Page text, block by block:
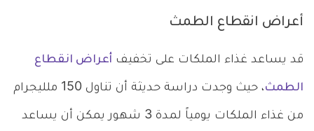
أعراض انقطاع الطمث
قد يساعد غذاء الملكات على تخفيف أعراض انقطاع
الطمث ، حيث وجدت دراسة حديثة أن تناول 150 ملليجرام
من غذاء الملكات يومياً لمدة 3 شهور يمكن أن يساعد